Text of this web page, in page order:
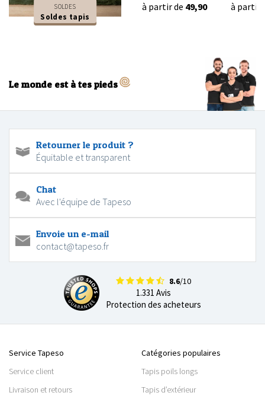
SOLDES
Soldes tapis
à partir de 49,90 à partir
Le monde est à tes pieds
Retourner le produit ?
Équitable et transparent
Chat
Avec l'équipe de Tapeso
Envoie un e-mail
contact@tapeso.fr
8.6/10
1.331 Avis
Protection des acheteurs
Service Tapeso
Service client
Livraison et retours
Catégories populaires
Tapis poils longs
Tapis d’extérieur